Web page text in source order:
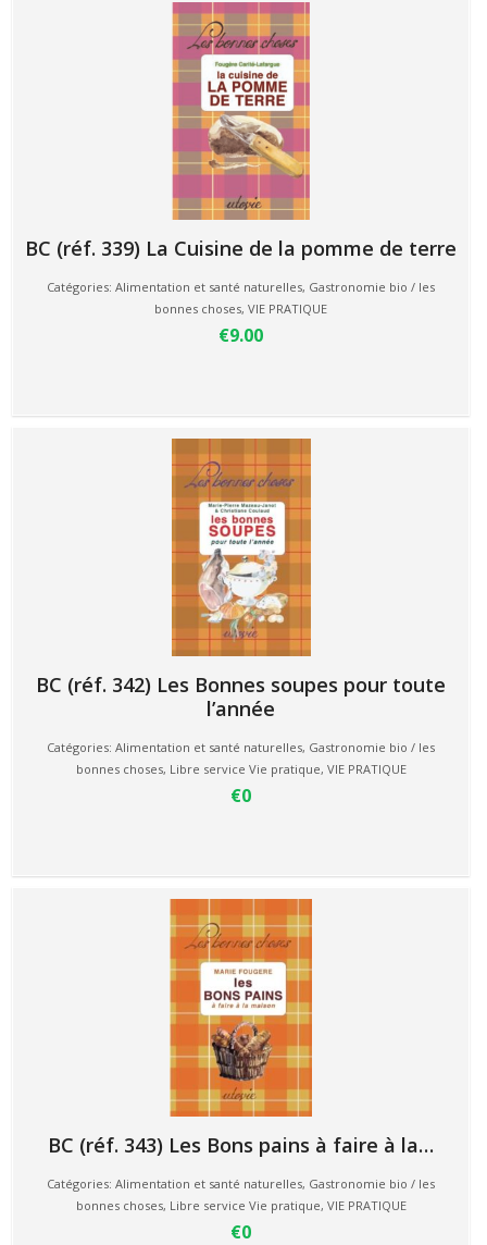
BC (réf. 339) La Cuisine de la pomme de terre
Catégories: Alimentation et santé naturelles, Gastronomie bio / les
bonnes choses, VIE PRATIQUE
€9.00
BC (réf. 342) Les Bonnes soupes pour toute
l’année
Catégories: Alimentation et santé naturelles, Gastronomie bio / les
bonnes choses, Libre service Vie pratique, VIE PRATIQUE
€0
BC (réf. 343) Les Bons pains à faire à la…
Catégories: Alimentation et santé naturelles, Gastronomie bio / les
bonnes choses, Libre service Vie pratique, VIE PRATIQUE
€0